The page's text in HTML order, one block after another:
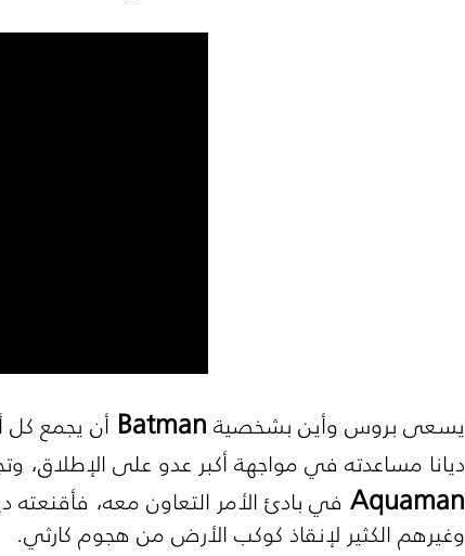
يسعى بروس وأين بشخصيةBatman أن يجمع كل
ديانا مساعدته في مواجهة أكبر عدو على الإطلاق،
Aquaman في بادئ الأمر التعاون معه، فأقنعته
وغيرهم الكثير لإنقاذ كوكب الأرض من هجوم كارثي.